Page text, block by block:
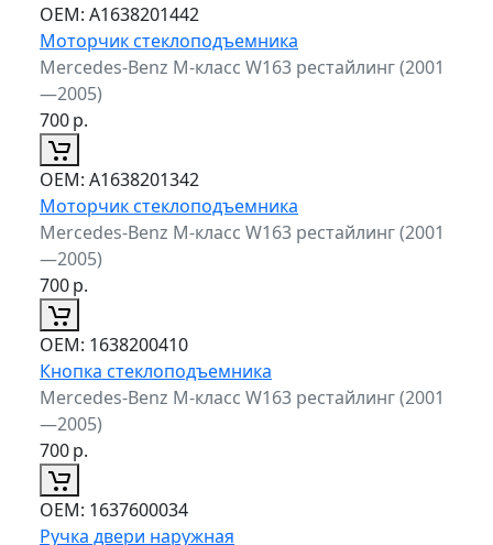
ОЕМ: A1638201442
Моторчик стеклоподъемника
Mercedes-Benz M-класс W163 рестайлинг (2001
—2005)
700р.
ОЕМ: A1638201342
Моторчик стеклоподъемника
Mercedes-Benz M-класс W163 рестайлинг (2001
—2005)
700р.
ОЕМ: 1638200410
Кнопка стеклоподъемника
Mercedes-Benz M-класс W163 рестайлинг (2001
—2005)
700р.
ОЕМ: 1637600034
Ручка двери наружная